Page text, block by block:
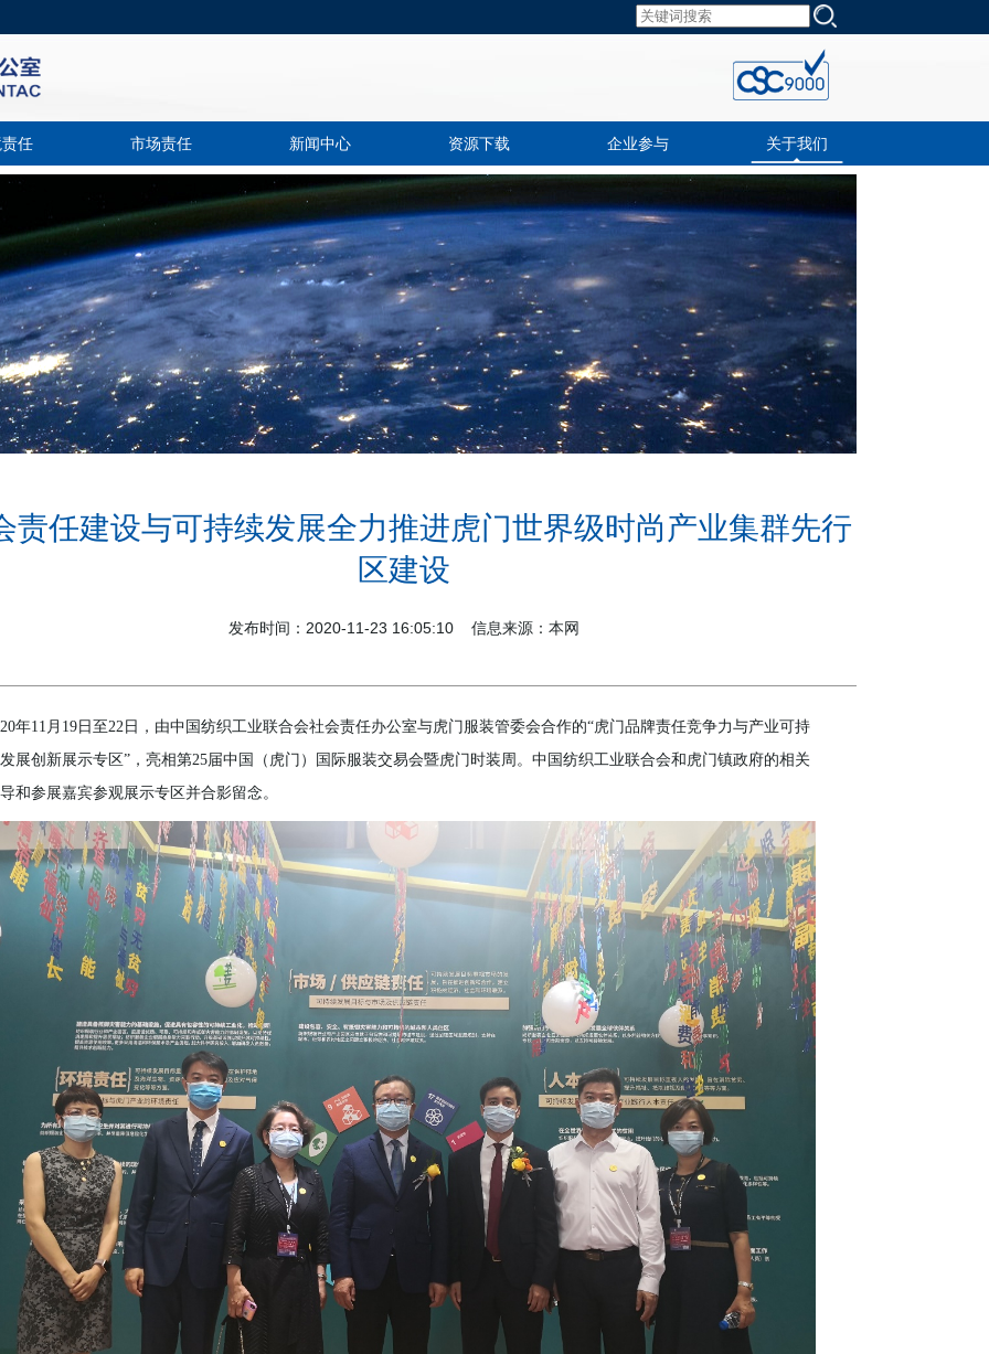
任 市场责任 新闻中心 资源下载 企业参与 关于我们
责任建设与可持续发展全力推进虎门世界级时尚产业集群先行
区建设
发布时间：2020-11-23 16:05:10 信息来源：本网
年11月19日至22日，由中国纺织工业联合会社会责任办公室与虎门服装管委会合作的“虎门品牌责任竞争力与产业可持
展创新展示专区”，亮相第25届中国（虎门）国际服装交易会暨虎门时装周。中国纺织工业联合会和虎门镇政府的相关
和参展嘉宾参观展示专区并合影留念。